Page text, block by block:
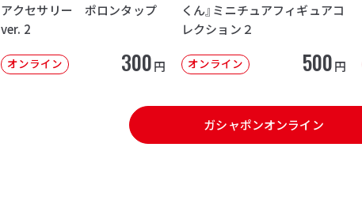
アクセサリー ポロンタップ
ver. 2
オンライン 300円
くん』ミニチュアフィギュアコ
レクション２
オンライン 500円
ガシャポンオンライン